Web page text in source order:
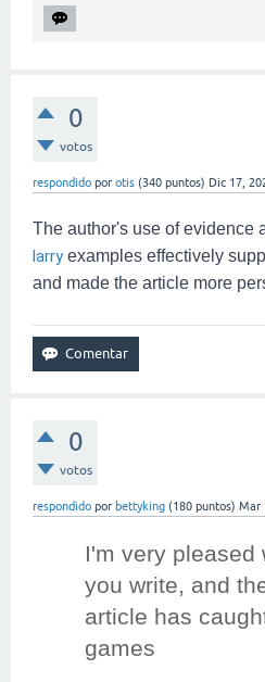
0
votos
respondido por otis (340 puntos) Dic 17,
The author's use of evidence
larry examples effectively
and made the article more
0
votos
respondido por bettyking (180 puntos) Mar
I'm very pleased
you write, and
article has
games